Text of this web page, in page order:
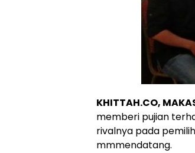
KHITTAH.CO,
memberi pujian
rivalnya pada
mmmendatang.